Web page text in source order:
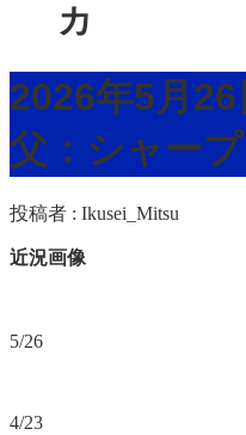
カ
2026年5月
父：シャー
投稿者 : Ikusei_Mitsu
近況画像
5/26
4/23